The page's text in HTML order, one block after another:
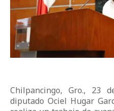
Chilpancingo, Gro., 23
diputado Ociel Hugar